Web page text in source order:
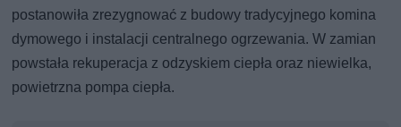
postanowiła zrezygnować z budowy tradycyjnego komina
dymowego i instalacji centralnego ogrzewania. W zamian
powstała rekuperacja z odzyskiem ciepła oraz niewielka,
powietrzna pompa ciepła.